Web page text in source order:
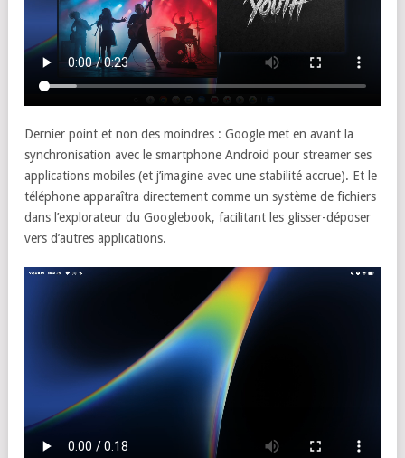
Dernier point et non des moindres : Google met en avant la
synchronisation avec le smartphone Android pour streamer ses
applications mobiles (et j’imagine avec une stabilité accrue). Et le
téléphone apparaîtra directement comme un système de fichiers
dans l’explorateur du Googlebook, facilitant les glisser-déposer
vers d’autres applications.